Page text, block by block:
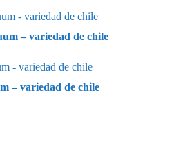
– variedad de chile
– variedad de chile